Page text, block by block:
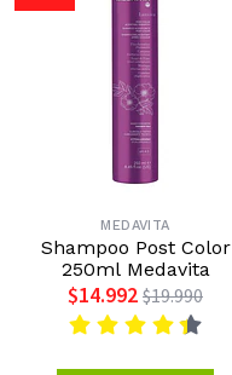
MEDAVITA
Shampoo Post Color
250ml Medavita
$14.992 $19.990